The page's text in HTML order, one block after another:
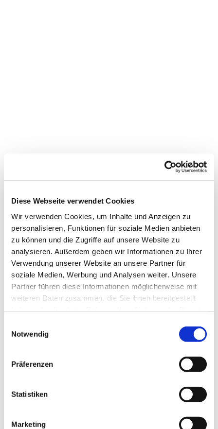
Diese Webseite verwendet Cookies
Wir verwenden Cookies, um Inhalte und Anzeigen zu
personalisieren, Funktionen für soziale Medien anbieten
zu können und die Zugriffe auf unsere Website zu
analysieren. Außerdem geben wir Informationen zu Ihrer
Verwendung unserer Website an unsere Partner für
soziale Medien, Werbung und Analysen weiter. Unsere
Partner führen diese Informationen möglicherweise mit
weiteren Daten zusammen, die Sie ihnen bereitgestellt
Notwendig
Präferenzen
Statistiken
Marketing
Dies könnte Sie auch
interessieren